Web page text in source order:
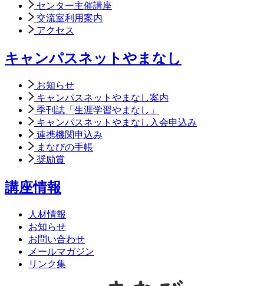
センター主催講座
交流室利用案内
アクセス
キャンパスネットやまなし
お知らせ
キャンパスネットやまなし案内
季刊誌「生涯学習やまなし」
キャンパスネットやまなし入会申込み
連携機関申込み
まなびの手帳
奨励賞
講座情報
人材情報
お知らせ
お問い合わせ
メールマガジン
リンク集